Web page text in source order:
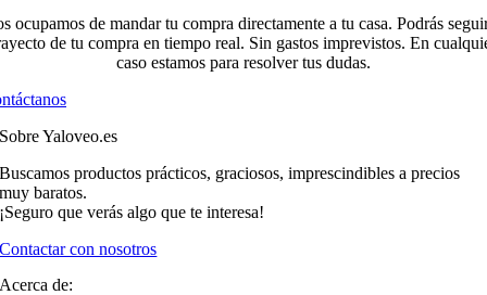
ocupamos de mandar tu compra directamente a tu casa. Podrás
de tu compra en tiempo real. Sin gastos imprevistos. En
caso estamos para resolver tus dudas.
Sobre Yaloveo.es
Buscamos productos prácticos, graciosos, imprescindibles a precios
muy baratos.
¡Seguro que verás algo que te interesa!
Contactar con nosotros
Acerca de: